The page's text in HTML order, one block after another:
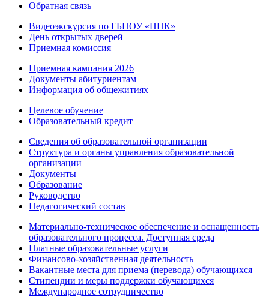
Обратная связь
Видеоэкскурсия по ГБПОУ «ПНК»
День открытых дверей
Приемная комиссия
Приемная кампания 2026
Дoкументы абитуриентам
Информация об общежитиях
Целевое обучение
Образовательный кредит
Сведения об образовательной организации
Структура и органы управления образовательной
организации
Документы
Образование
Руководство
Педагогический состав
Материально-техническое обеспечение и оснащенность
образовательного процесса. Доступная среда
Платные образовательные услуги
Финансово-хозяйственная деятельность
Вакантные места для приема (перевода) обучающихся
Стипендии и меры поддержки обучающихся
Международное сотрудничество